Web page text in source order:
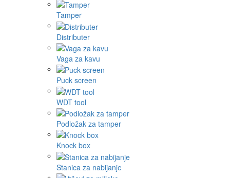
Tamper
Distributer
Vaga za kavu
Puck screen
WDT tool
Podložak za tamper
Knock box
Stanica za nabijanje